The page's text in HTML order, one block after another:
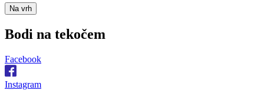
Na vrh
Bodi na tekočem
Facebook
Instagram